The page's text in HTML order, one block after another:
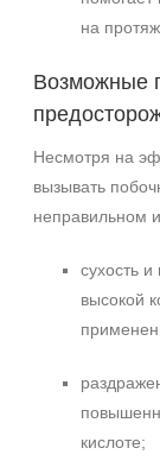
на
Возможные
Несмотря на
вызывать
неправильном
сухость
высокой
кислоте;